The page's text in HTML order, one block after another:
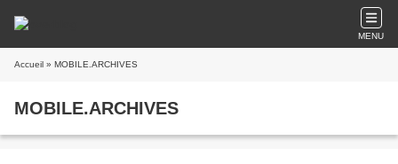
MENU
Accueil » MOBILE.ARCHIVES
MOBILE.ARCHIVES